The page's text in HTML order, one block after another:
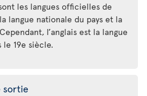
les langues officielles de
langue nationale du pays et la
l’anglais est la langue
19e siècle.
sortie